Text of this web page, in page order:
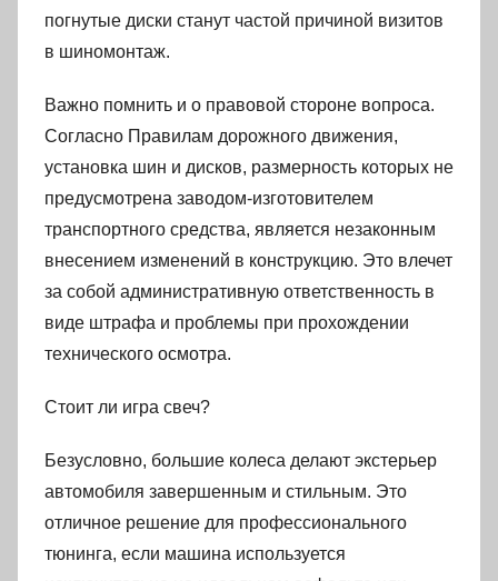
погнутые диски станут частой причиной визитов
в шиномонтаж.
Важно помнить и о правовой стороне вопроса.
Согласно Правилам дорожного движения,
установка шин и дисков, размерность которых не
предусмотрена заводом-изготовителем
транспортного средства, является незаконным
внесением изменений в конструкцию. Это влечет
за собой административную ответственность в
виде штрафа и проблемы при прохождении
технического осмотра.
Стоит ли игра свеч?
Безусловно, большие колеса делают экстерьер
автомобиля завершенным и стильным. Это
отличное решение для профессионального
тюнинга, если машина используется